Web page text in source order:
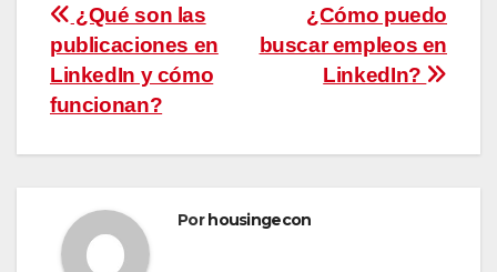
Navegación
de
entradas
¿Cómo puedo
buscar empleos en
LinkedIn?
¿Qué son las
publicaciones en
LinkedIn y cómo
funcionan?
Porhousingecon